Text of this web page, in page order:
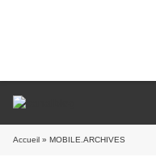
Accueil » MOBILE.ARCHIVES